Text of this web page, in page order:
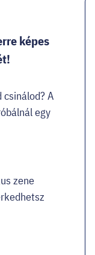
képes
A
egy
zene